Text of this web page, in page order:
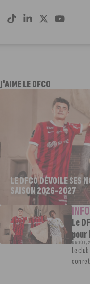
J'AIME LE DFCO
LE DFCO DÉVOILE SES
SAISON 2026-2027
Le
pour
6 AOÛT,
Le
son